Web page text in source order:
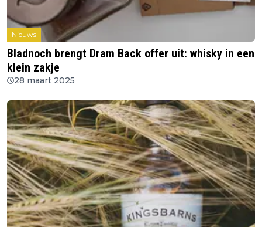
Nieuws
Bladnoch brengt Dram Back offer uit: whisky in een
klein zakje
28 maart 2025